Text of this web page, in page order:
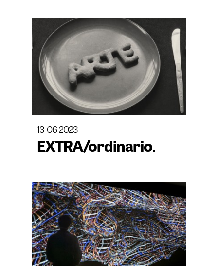
13-06-2023
EXTRA/ordinario.